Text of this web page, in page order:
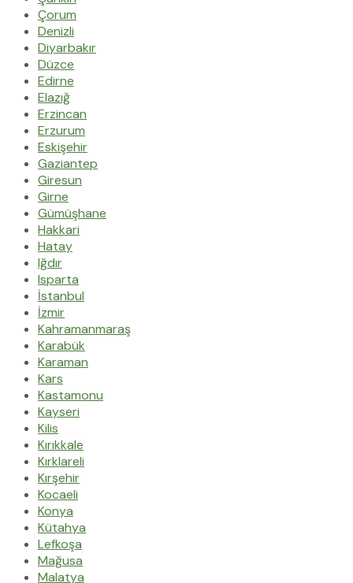
Çorum
Denizli
Diyarbakır
Düzce
Edirne
Elazığ
Erzincan
Erzurum
Eskişehir
Gaziantep
Giresun
Girne
Gümüşhane
Hakkari
Hatay
Iğdır
Isparta
İstanbul
İzmir
Kahramanmaraş
Karabük
Karaman
Kars
Kastamonu
Kayseri
Kilis
Kırıkkale
Kırklareli
Kırşehir
Kocaeli
Konya
Kütahya
Lefkoşa
Mağusa
Malatya